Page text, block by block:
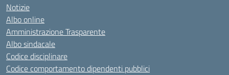
Notizie
Albo online
Amministrazione Trasparente
Albo sindacale
Codice disciplinare
Codice comportamento dipendenti pubblici